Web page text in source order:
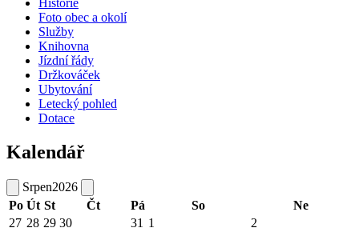
Foto obec a okolí
Služby
Knihovna
Jízdní řády
Držkováček
Ubytování
Letecký pohled
Dotace
Kalendář
Srpen2026
Po Út St Čt Pá So
Ne
27 28 29 30 31 1 2